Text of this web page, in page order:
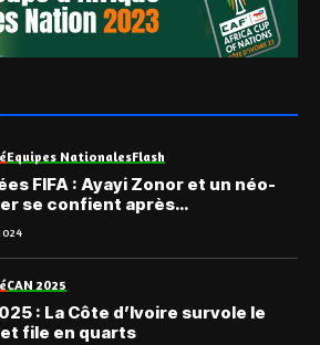
Equipes NationalesFlash
FIFA : Ayayi Zonor et un néo-
se confient après
CAN 2025
: La Côte d’Ivoire survole le
file en quarts